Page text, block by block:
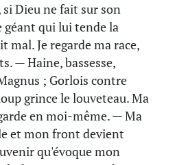
Dieu ne fait sur son
géant qui lui tende la
mal. Je regarde ma race,
— Haine, bassesse,
; Gorlois contre
grince le louveteau. Ma
en moi-même. — Ma
et mon front devient
qu'évoque mon